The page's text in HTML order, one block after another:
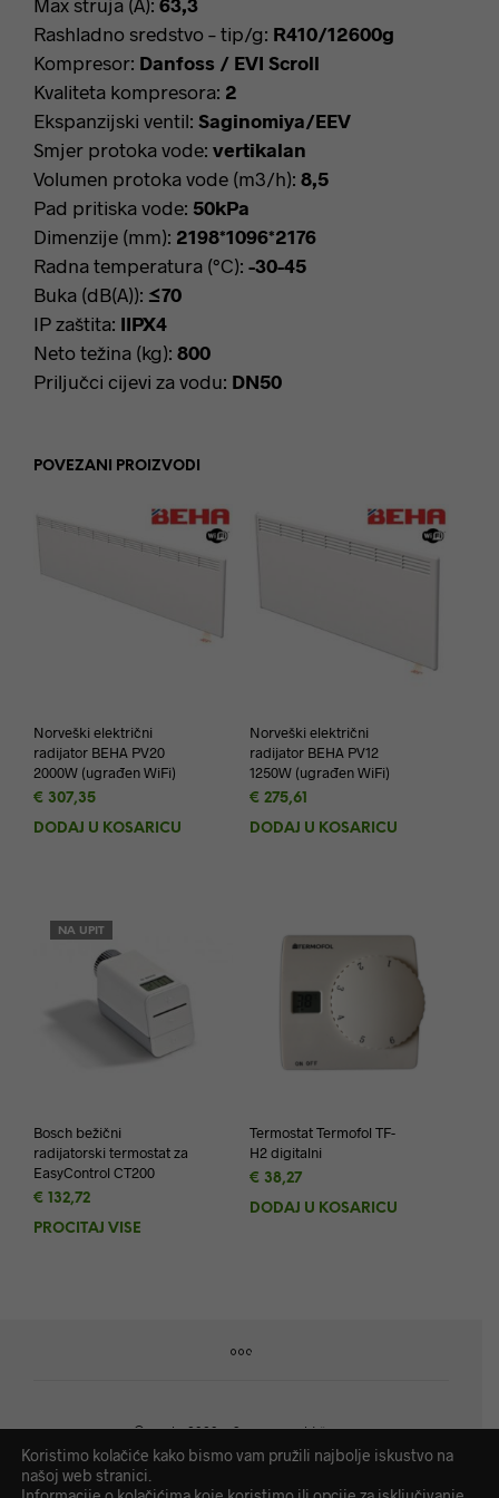
Rashladno sredstvo – tip/g: R410/12600g
Kompresor: Danfoss / EVI Scroll
Kvaliteta kompresora: 2
Ekspanzijski ventil: Saginomiya/EEV
Smjer protoka vode: vertikalan
Volumen protoka vode (m3/h): 8,5
Pad pritiska vode: 50kPa
Dimenzije (mm): 2198*1096*2176
Radna temperatura (°C): -30-45
Buka (dB(A)): ≤70
IP zaštita: IIPX4
Neto težina (kg): 800
Priljučci cijevi za vodu: DN50
POVEZANI PROIZVODI
Norveški električni
radijator BEHA PV20
2000W (ugrađen WiFi)
€ 307,35
DODAJ U KOŠARICU
Norveški električni
radijator BEHA PV12
1250W (ugrađen WiFi)
€ 275,61
DODAJ U KOŠARICU
NA UPIT
Bosch bežični
radijatorski termostat za
EasyControl CT200
€ 132,72
PROČITAJ VIŠE
Termostat Termofol TF-
H2 digitalni
€ 38,27
DODAJ U KOŠARICU
©cee.hr2020. - Sva prava pridržana.
CEE d.o.o. | OIB: 89989374147 | IBAN: HR2641240031133001583 |
Koristimo kolačiće kako bismo vam pružili najbolje iskustvo na
našoj web stranici.